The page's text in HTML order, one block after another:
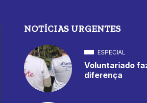
NOTÍCIAS URGENTES
ESPECIAL
Voluntariado
diferença